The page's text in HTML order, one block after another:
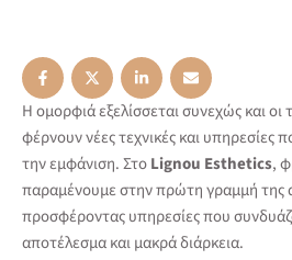
Η ομορφιά εξελίσσεται συνεχώς και οι
φέρνουν νέες τεχνικές και υπηρεσίες
την εμφάνιση. ΣτοLignou Esthetics,
παραμένουμε στην πρώτη γραμμή της
προσφέροντας υπηρεσίες που
αποτέλεσμα και μακρά διάρκεια.